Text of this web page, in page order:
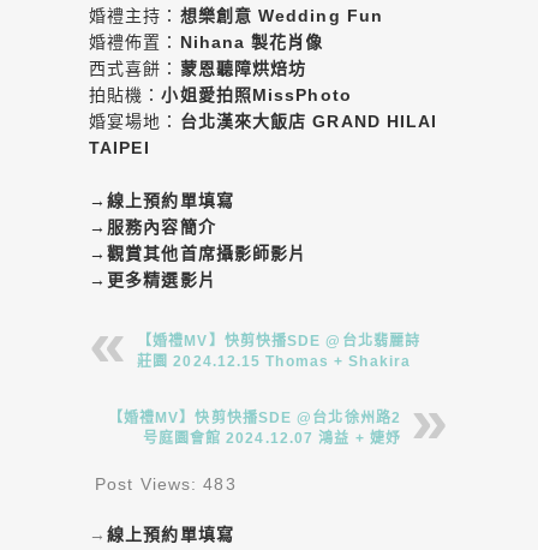
婚禮主持： 想樂創意 Wedding Fun
婚禮佈置： Nihana 製花肖像
西式喜餅： 蒙恩聽障烘焙坊
拍貼機：小姐愛拍照MissPhoto
婚宴場地： 台北漢來大飯店 GRAND HILAI
TAIPEI
→線上預約單填寫
→ 服務內容簡介
→觀賞其他首席攝影師影片
→ 更多精選影片
【婚禮MV】快剪快播SDE @台北翡麗詩
莊園 2024.12.15 Thomas + Shakira
【婚禮MV】快剪快播SDE @台北徐州路2
号庭園會館 2024.12.07 鴻益 + 婕妤
Post Views: 483
→線上預約單填寫